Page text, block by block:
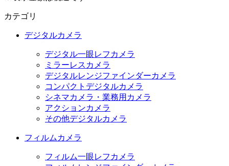
カテゴリ
デジタルカメラ
デジタル一眼レフカメラ
ミラーレスカメラ
デジタルレンジファインダーカメラ
コンパクトデジタルカメラ
シネマカメラ・業務用カメラ
アクションカメラ
その他デジタルカメラ
フィルムカメラ
フィルム一眼レフカメラ